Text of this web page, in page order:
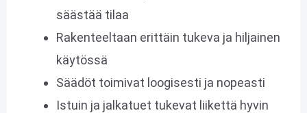
säästää tilaa
Rakenteeltaan erittäin tukeva ja hiljainen
käytössä
Säädöt toimivat loogisesti ja nopeasti
Istuin ja jalkatuet tukevat liikettä hyvin